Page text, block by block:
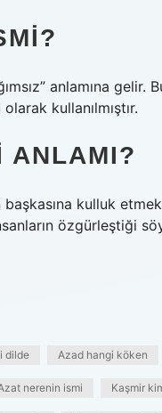
anlamına
kullanılmıştır.
ANLAMI?
başkasına kulluk
özgürleştiği
dilde Azad hangi köken
nerenin ismi Kaşmir